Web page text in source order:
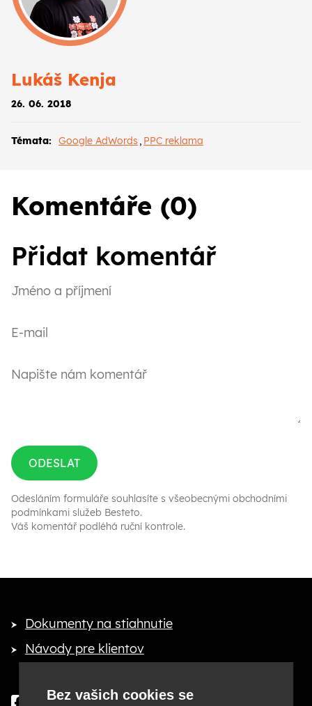
Bez vašich cookies se
Lukáš Kenja
26. 06. 2018
Témata: Google AdWords , PPC reklama
Komentáře (0)
Přidat komentář
ODESLAT
Odesláním formuláře souhlasíte s všeobecnými obchodními
podmínkami služeb Besteto.
Váš komentář podléhá ruční kontrole.
Dokumenty na stiahnutie
Návody pre klientov